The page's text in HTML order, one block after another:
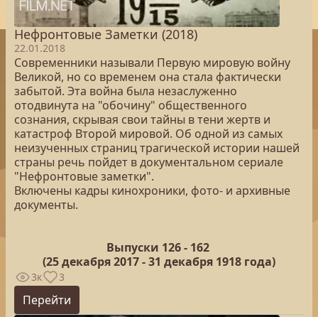
Нефронтовые Заметки (2018)
22.01.2018
Современники называли Первую мировую войну
Великой, но со временем она стала фактически
забытой. Эта война была незаслуженно
отодвинута на "обочину" общественного
сознания, скрывая свои тайны в тени жертв и
катастроф Второй мировой. Об одной из самых
неизученных страниц трагической истории нашей
страны речь пойдет в документальном сериале
"Нефронтовые заметки".
Включены кадры кинохроники, фото- и архивные
документы.
Выпуски 126 - 162
(25декабря 2017 - 31 декабря 1918 года)
3к 3
Перейти